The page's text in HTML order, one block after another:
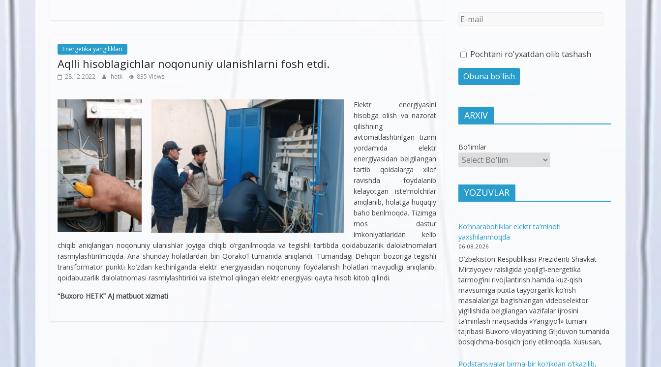
Energetika yangiliklari
Aqlli hisoblagichlar noqonuniy ulanishlarni fosh etdi.
28.12.2022 hetk 835 Views
Elektr energiyasini
hisobga olish va nazorat
qilishning
avtomatlashtirilgan tizimi
yordamida elektr
energiyasidan belgilangan
tartib qoidalarga xilof
ravishda foydalanib
kelayotgan iste’molchilar
aniqlanib, holatga huquqiy
baho berilmoqda. Tizimga
mos dastur
imkoniyatlaridan kelib
chiqib aniqlangan noqonuniy ulanishlar joyiga chiqib o’rganilmoqda va tegishli tartibda qoidabuzarlik dalolatnomalari
rasmiylashtirilmoqda. Ana shunday holatlardan biri Qorako’l tumanida aniqlandi. Tumandagi Dehqon bozoriga tegishli
transformator punkti ko’zdan kechirilganda elektr energiyasidan noqonuniy foydalanish holatlari mavjudligi aniqlanib,
qoidabuzarlik dalolatnomasi rasmiylashtirildi va iste’mol qilingan elektr energiyasi qayta hisob kitob qilindi.
“Buxoro HETK” AJ matbuot xizmati
Pochtani ro'yxatdan olib tashash
ARXIV
Bo'limlar
YOZUVLAR
Ko’hnarabotliklar elektr ta’minoti
yaxshilanmoqda
06.08.2026
O‘zbekiston Respublikasi Prezidenti Shavkat
Mirziyoyev raisligida yoqilg‘i-energetika
tarmog‘ini rivojlantirish hamda kuz-qish
mavsumiga puxta tayyorgarlik ko‘rish
masalalariga bag‘ishlangan videoselektor
yig‘ilishida belgilangan vazifalar ijrosini
ta’minlash maqsadida «Yangiyo‘l» tumani
tajribasi Buxoro viloyatining G‘ijduvon tumanida
bosqichma-bosqich joriy etilmoqda. Xususan,
Podstansiyalar birma-bir ko’rikdan o’tkazilib,